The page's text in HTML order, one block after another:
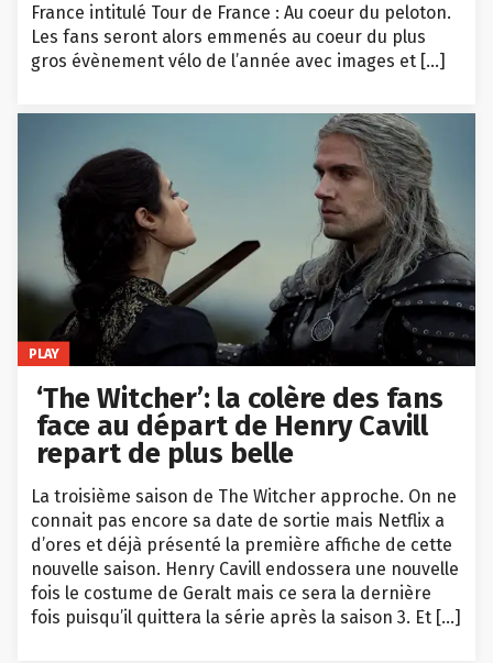
France intitulé Tour de France : Au coeur du peloton.
Les fans seront alors emmenés au coeur du plus
gros évènement vélo de l’année avec images et […]
PLAY
‘The Witcher’: la colère des fans
face au départ de Henry Cavill
repart de plus belle
La troisième saison de The Witcher approche. On ne
connait pas encore sa date de sortie mais Netflix a
d’ores et déjà présenté la première affiche de cette
nouvelle saison. Henry Cavill endossera une nouvelle
fois le costume de Geralt mais ce sera la dernière
fois puisqu’il quittera la série après la saison 3. Et […]